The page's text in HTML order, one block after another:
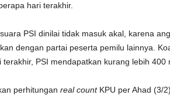
hari terakhir.
PSI dinilai tidak masuk akal, karena
dengan partai peserta pemilu lainnya.
terakhir, PSI mendapatkan kurang lebih 400
perhitungan real countKPU per Ahad (3/